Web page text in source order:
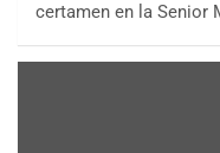
certamen en la Senior